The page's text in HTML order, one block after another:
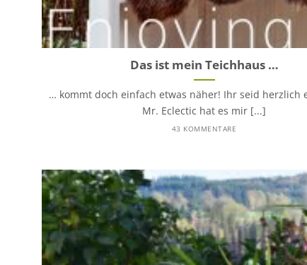
Das ist mein Teichhaus …
… kommt doch einfach etwas näher! Ihr seid herzlich
Mr. Eclectic hat es mir [...]
43 KOMMENTARE